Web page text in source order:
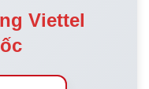
Viettel